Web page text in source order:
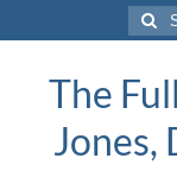
for:
The
Jones,